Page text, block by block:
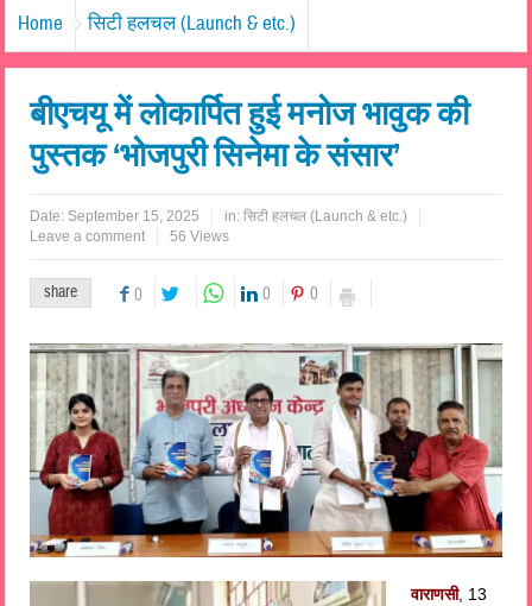
Home सिटी हलचल (Launch & etc.)
बीएचयू में लोकार्पित हुई मनोज भावुक की
पुस्तक ‘भोजपुरी सिनेमा के संसार’
Date: September 15, 2025 in:सिटी हलचल (Launch & etc.)
Leave a comment
56 Views
share 0 0 0
वाराणसी, 13